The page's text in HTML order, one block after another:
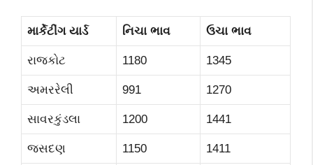
માર્કેટીંગ યાર્ડ નિચા ભાવ ઉચા ભાવ
રાજકોટ 1180 1345
અમરરેલી 991 1270
સાવરકુંડલા 1200 1441
જસદણ 1150 1411